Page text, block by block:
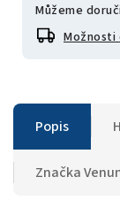
Můžeme
Možnosti
Popis
Značka